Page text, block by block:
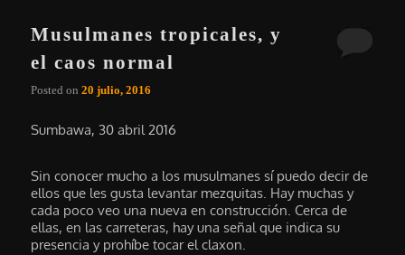
Musulmanes tropicales, y
el caos normal
Posted on20 julio, 2016
Sumbawa, 30 abril 2016
Sin conocer mucho a los musulmanes sí puedo decir de
ellos que les gusta levantar mezquitas. Hay muchas y
cada poco veo una nueva en construcción. Cerca de
ellas, en las carreteras, hay una señal que indica su
presencia y prohíbe tocar el claxon.